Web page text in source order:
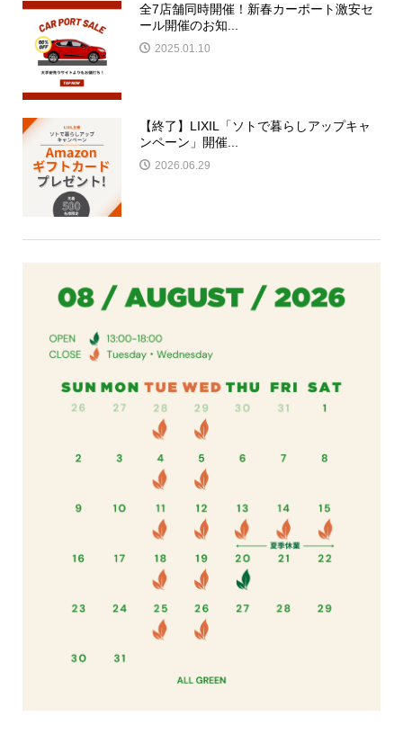
全7店舗同時開催！新春カーポート激安セ
ール開催のお知...
2025.01.10
【終了】LIXIL「ソトで暮らしアップキャ
ンペーン」開催...
2026.06.29